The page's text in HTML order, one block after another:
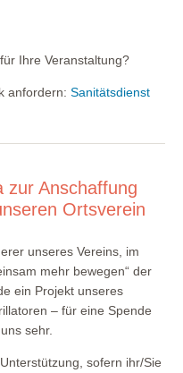
Ihre Veranstaltung?
anfordern: Sanitätsdienst
zur Anschaffung
Ortsverein
unseres Vereins, im
mehr bewegen“ der
ein Projekt unseres
– für eine Spende
sehr.
sofern ihr/Sie